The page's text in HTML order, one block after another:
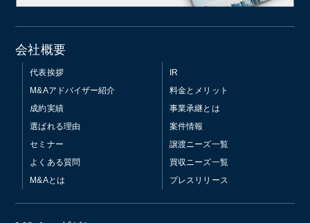
会社概要
代表挨拶
M&Aアドバイザー紹介
成約実績
選ばれる理由
セミナー
よくある質問
M&Aとは
IR
料金とメリット
事業承継とは
案件情報
譲渡ニーズ一覧
買収ニーズ一覧
プレスリリース